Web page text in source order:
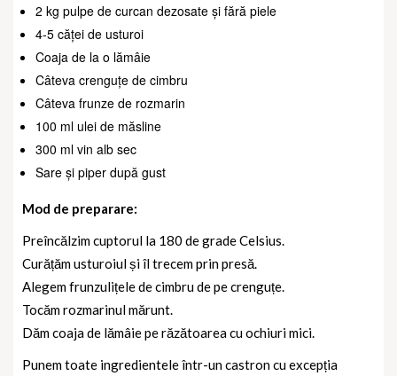
2 kg pulpe de curcan dezosate și fără piele
4-5 căței de usturoi
Coaja de la o lămâie
Câteva crenguțe de cimbru
Câteva frunze de rozmarin
100 ml ulei de măsline
300 ml vin alb sec
Sare și piper după gust
Mod de preparare:
Preîncălzim cuptorul la 180 de grade Celsius.
Curățăm usturoiul și îl trecem prin presă.
Alegem frunzulițele de cimbru de pe crenguțe.
Tocăm rozmarinul mărunt.
Dăm coaja de lămâie pe răzătoarea cu ochiuri mici.
Punem toate ingredientele într-un castron cu excepția